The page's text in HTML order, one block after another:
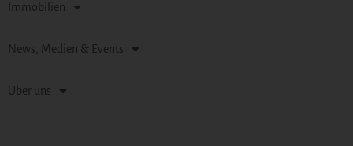
Immobilien
News, Medien & Events
Über uns